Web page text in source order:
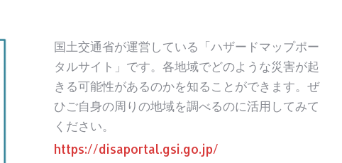
国土交通省が運営している「ハザードマップポー
タルサイト」です。各地域でどのような災害が起
きる可能性があるのかを知ることができます。ぜ
ひご自身の周りの地域を調べるのに活用してみて
ください。
https://disaportal.gsi.go.jp/